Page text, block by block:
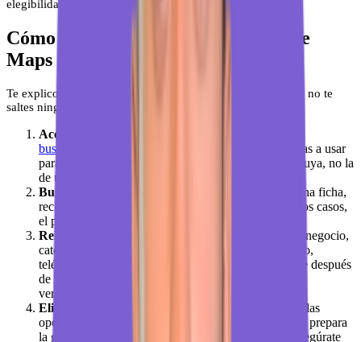
elegibilidad.
Cómo verificar tu negocio en Google
Maps paso a paso
Te explico el proceso completo. Sigue los pasos en orden y no te
saltes ninguno.
Accede a Google Business Profile
business.google.com
con la cuenta de Google que vas a usar
para gestionar el negocio. Tiene que ser una cuenta tuya, no la
de un empleado.
Busca tu negocio
: Escribe el nombre. Si ya existe una ficha,
reclámasela. Si no existe, créala desde cero. En ambos casos,
el proceso de verificación es el mismo.
Rellena la información básica
: Nombre exacto del negocio,
categoría principal, dirección física o zona de servicio,
teléfono y web. Hazlo bien desde el principio porque después
de verificar, cambiar datos puede requerir una nueva
verificación.
Elige el método de verificación
: Google te muestra las
opciones disponibles para tu caso. Si te ofrece vídeo, prepara
la grabación antes de empezar. Si te ofrece postal, asegúrate